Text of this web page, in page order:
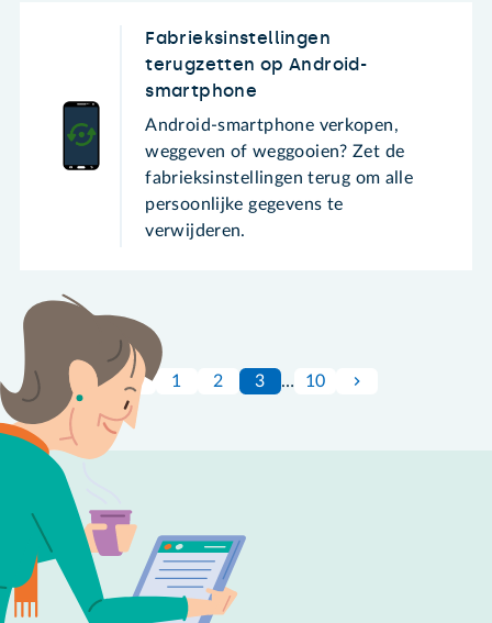
Fabrieksinstellingen
terugzetten op Android-
smartphone
Android-smartphone verkopen,
weggeven of weggooien? Zet de
fabrieksinstellingen terug om alle
persoonlijke gegevens te
verwijderen.
1 2 3 … 10